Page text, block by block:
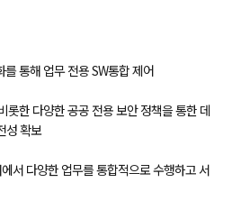
통해 업무 전용 SW통합 제어
롯한 다양한 공공 전용 보안 정책을 통한 데
성 확보
서 다양한 업무를 통합적으로 수행하고 서